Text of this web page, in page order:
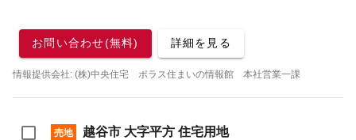
お問い合わせ(無料) 詳細を見る
情報提供会社: (株)中央住宅 ポラス住まいの情報館 本社営業一課
売地 越谷市 大字平方 住宅用地